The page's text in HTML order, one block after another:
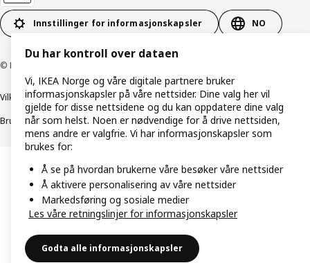
Innstillinger for informasjonskapsler NO
© Inter IKEA Systems B.V. 1999–2026
Vilkår og betingelserRetningslinjer for personvern
Bruk av informasjonskapsler (Cookies)Retningslinjer for ansvarlig avsløring
Du har kontroll over dataen
Vi, IKEA Norge og våre digitale partnere bruker
informasjonskapsler på våre nettsider. Dine valg her vil
gjelde for disse nettsidene og du kan oppdatere dine valg
når som helst. Noen er nødvendige for å drive nettsiden,
mens andre er valgfrie. Vi har informasjonskapsler som
brukes for:
Å se på hvordan brukerne våre besøker våre nettsider
Å aktivere personalisering av våre nettsider
Markedsføring og sosiale medier
Les våre retningslinjer for informasjonskapsler
Godta alle informasjonskapsler